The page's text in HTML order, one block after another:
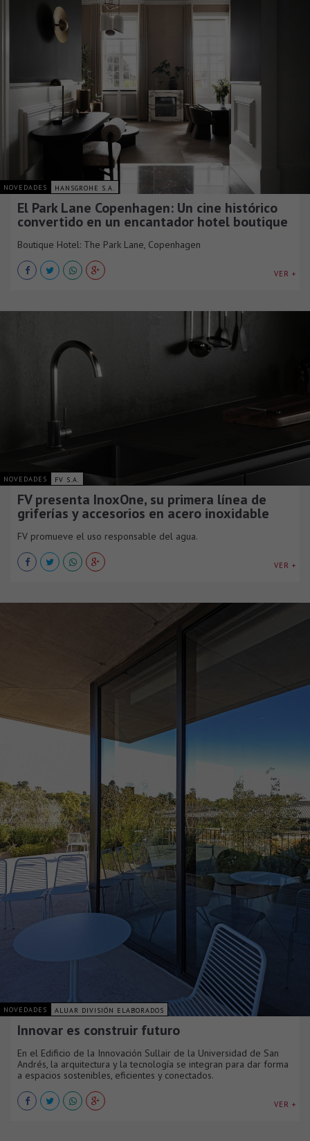
NOVEDADES HANSGROHE S.A.
El Park Lane Copenhagen: Un cine histórico
convertido en un encantador hotel boutique
Boutique Hotel: The Park Lane, Copenhagen
VER +
NOVEDADES FV S.A.
FV presenta InoxOne, su primera línea de
griferías y accesorios en acero inoxidable
FV promueve el uso responsable del agua.
VER +
NOVEDADES ALUAR DIVISIÓN ELABORADOS
Innovar es construir futuro
En el Edificio de la Innovación Sullair de la Universidad de San
Andrés, la arquitectura y la tecnología se integran para dar forma
a espacios sostenibles, eficientes y conectados.
VER +